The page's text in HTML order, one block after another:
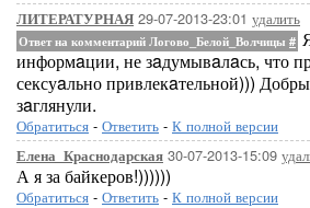
ЛИТЕРАТУРНАЯ 29-07-2013-23:01 удалить
Ответ на комментарий Логово_Белой_Волчицы #
информaции, не зaдумывaлaсь, что
сексуaльно привлекaтельной)))
зaглянули.
Обратиться - Ответить - К полной версии
Елена_Краснодарская 30-07-2013-15:09
А я за байкеров!))))))
Обратиться - Ответить - К полной версии